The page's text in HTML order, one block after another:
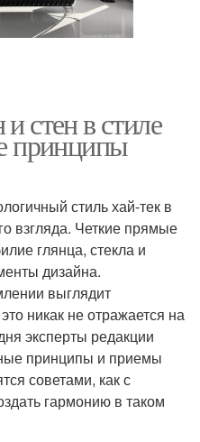
стен в стиле
принципы
стиль хай-тек в
взгляда. Четкие прямые
глянца, стекла и
дизайна.
выглядит
никак не отражается на
эксперты редакции
принципы и приемы
советами, как с
гармонию в таком